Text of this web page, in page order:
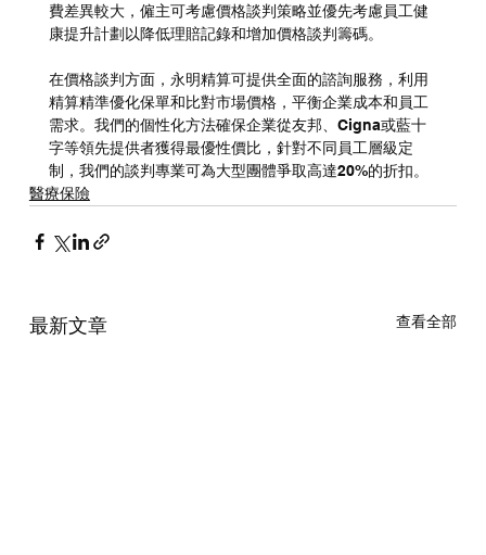
費差異較大，僱主可考慮價格談判策略並優先考慮員工健
康提升計劃以降低理賠記錄和增加價格談判籌碼。
在價格談判方面，永明精算可提供全面的諮詢服務，利用
精算精準優化保單和比對市場價格，平衡企業成本和員工
需求。我們的個性化方法確保企業從友邦、Cigna或藍十
字等領先提供者獲得最優性價比，針對不同員工層級定
制，我們的談判專業可為大型團體爭取高達20%的折扣。
醫療保險
最新文章 查看全部